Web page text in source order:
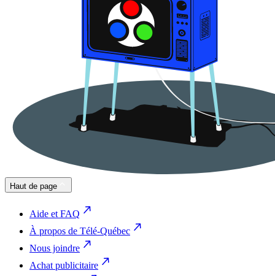
Haut de page
Aide et FAQ
À propos de Télé-Québec
Nous joindre
Achat publicitaire